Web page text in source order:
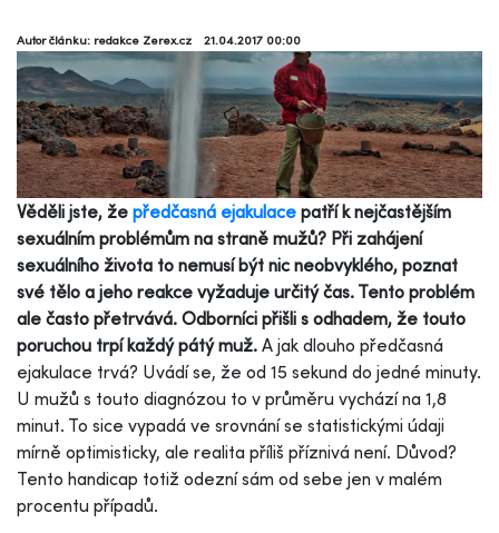
Autor článku: redakce Zerex.cz 21.04.2017 00:00
Věděli jste, že předčasná ejakulace patří k nejčastějším
sexuálním problémům na straně mužů? Při zahájení
sexuálního života to nemusí být nic neobvyklého, poznat
své tělo a jeho reakce vyžaduje určitý čas. Tento problém
ale často přetrvává. Odborníci přišli s odhadem, že touto
poruchou trpí každý pátý muž. A jak dlouho předčasná
ejakulace trvá? Uvádí se, že od 15 sekund do jedné minuty.
U mužů s touto diagnózou to v průměru vychází na 1,8
minut. To sice vypadá ve srovnání se statistickými údaji
mírně optimisticky, ale realita příliš příznivá není. Důvod?
Tento handicap totiž odezní sám od sebe jen v malém
procentu případů.